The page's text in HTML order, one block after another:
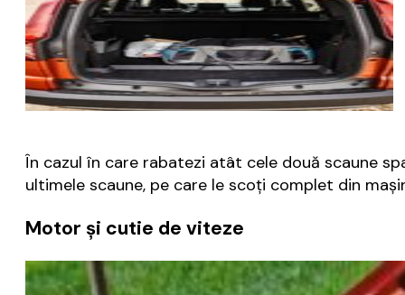
În cazul în care rabatezi atât cele două scaune
ultimele scaune, pe care le scoți complet din
Motor și cutie de viteze